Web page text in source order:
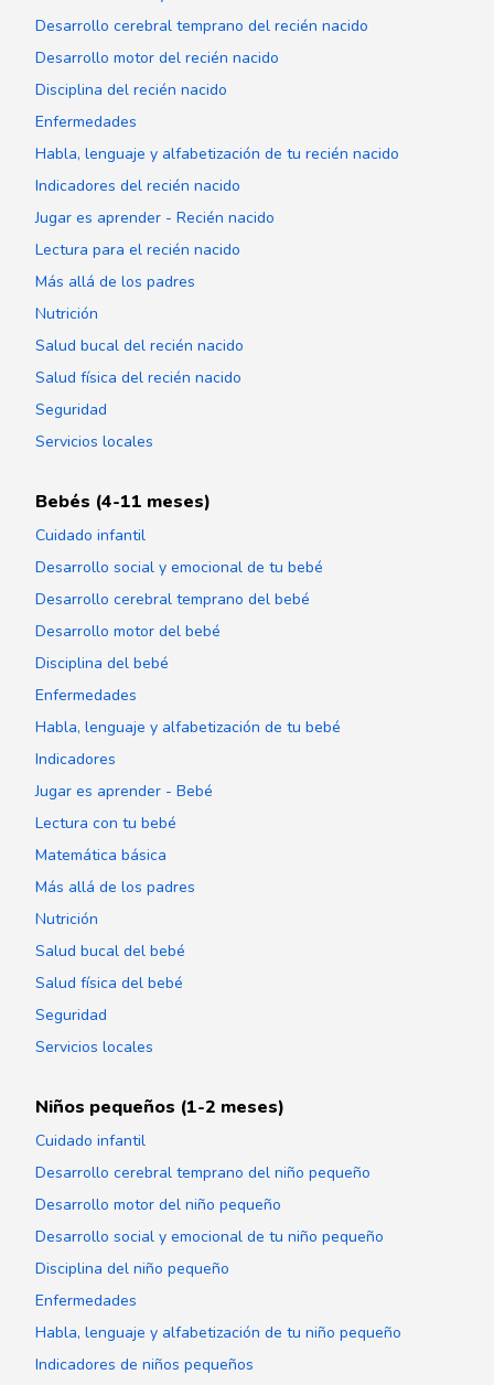
Desarrollo cerebral temprano del recién nacido
Desarrollo motor del recién nacido
Disciplina del recién nacido
Enfermedades
Habla, lenguaje y alfabetización de tu recién nacido
Indicadores del recién nacido
Jugar es aprender - Recién nacido
Lectura para el recién nacido
Más allá de los padres
Nutrición
Salud bucal del recién nacido
Salud física del recién nacido
Seguridad
Servicios locales
Bebés (4-11 meses)
Cuidado infantil
Desarrollo social y emocional de tu bebé
Desarrollo cerebral temprano del bebé
Desarrollo motor del bebé
Disciplina del bebé
Enfermedades
Habla, lenguaje y alfabetización de tu bebé
Indicadores
Jugar es aprender - Bebé
Lectura con tu bebé
Matemática básica
Más allá de los padres
Nutrición
Salud bucal del bebé
Salud física del bebé
Seguridad
Servicios locales
Niños pequeños (1-2 meses)
Cuidado infantil
Desarrollo cerebral temprano del niño pequeño
Desarrollo motor del niño pequeño
Desarrollo social y emocional de tu niño pequeño
Disciplina del niño pequeño
Enfermedades
Habla, lenguaje y alfabetización de tu niño pequeño
Indicadores de niños pequeños